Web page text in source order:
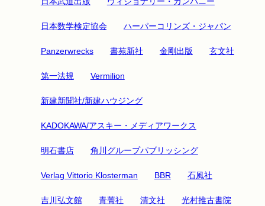
日本数学検定協会 ハーパーコリンズ・ジャパン
Panzerwrecks 書苑新社 金剛出版 玄文社
第一法規 Vermilion
新建新聞社/新建ハウジング
KADOKAWA/アスキー・メディアワークス
明石書店 角川グループパブリッシング
Verlag Vittorio Klosterman BBR 石風社
吉川弘文館 青菁社 清文社 光村推古書院